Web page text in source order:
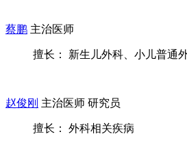
蔡鹏 主治医师
擅长： 新生儿外科、小儿普通
赵俊刚 主治医师 研究员
擅长： 外科相关疾病